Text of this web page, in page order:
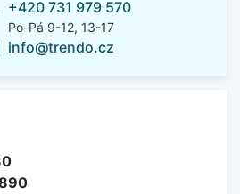
+420 731 979 570
Po-Pá 9-12, 13-17
info@trendo.cz